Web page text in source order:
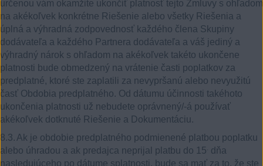
určenou vám okamžite ukončiť platnosť tejto Zmluvy s ohľadom
na akékoľvek konkrétne Riešenie alebo všetky Riešenia a
úplná a výhradná zodpovednosť každého člena Skupiny
dodávateľa a každého Partnera dodávateľa a váš jediný a
výhradný nárok s ohľadom na akékoľvek takéto ukončene
platnosti bude obmedzený na vrátenie časti poplatkov za
predplatné, ktoré ste zaplatili za nevypršanú alebo nevyužitú
časť Obdobia predplatného. Od dátumu účinnosti takéhoto
ukončenia platnosti už nebudete oprávnený/-á používať
akékoľvek dotknuté Riešenie a Dokumentáciu.
8.3. Ak je obdobie predplatného podmienené platbou poplatku
alebo úhradou a ak predajca neprijal platbu do 15. dňa
nasledujúceho po dátume splatnosti, bude sa mať za to, že ste